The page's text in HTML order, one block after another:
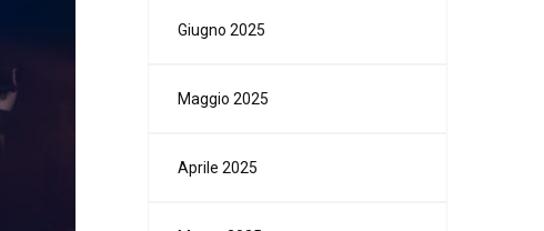
Giugno 2025
Maggio 2025
Aprile 2025